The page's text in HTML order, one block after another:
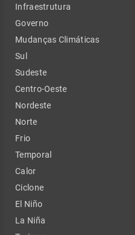
Infraestrutura
Governo
Mudanças Climáticas
Sul
Sudeste
Centro-Oeste
Nordeste
Norte
Frio
Temporal
Calor
Ciclone
El Niño
La Niña